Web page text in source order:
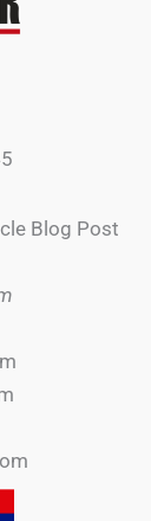
Blog Post